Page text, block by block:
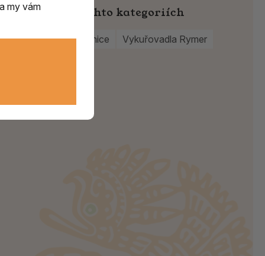
Najdete v těchto kategoriích
Kovové kadidelnice Vykuřovadla Rymer
my vám